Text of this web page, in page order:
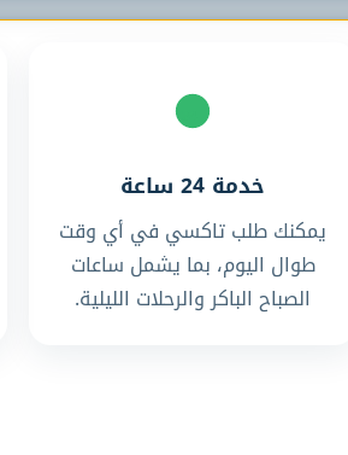
خدمة 24 ساعة
يمكنك طلب تاكسي في أي وقت
طوال اليوم، بما يشمل ساعات
الصباح الباكر والرحلات الليلية.